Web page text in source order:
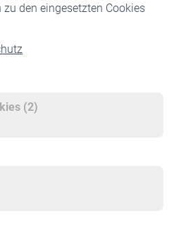
den eingesetzten Cookies
(2)